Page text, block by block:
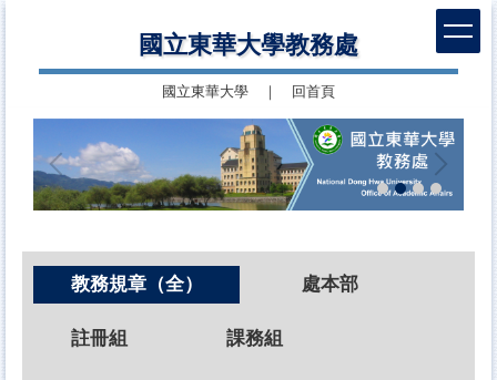
國立東華大學教務處
國立東華大學 回首頁
教務規章（全） 處本部
註冊組 課務組